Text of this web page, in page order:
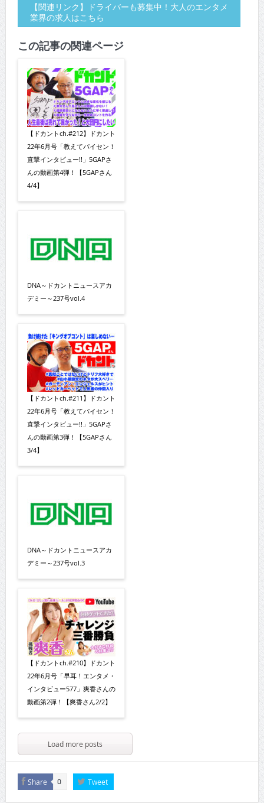
【関連リンク】ドライバーも募集中！大人のエンタメ
業界の求人はこちら
この記事の関連ページ
【ドカントch.#212】ドカント
22年6月号「教えてパイセン！
直撃インタビュー!!」5GAPさ
んの動画第4弾！【5GAPさん
4/4】
DNA～ドカントニュースアカ
デミー～237号vol.4
【ドカントch.#211】ドカント
22年6月号「教えてパイセン！
直撃インタビュー!!」5GAPさ
んの動画第3弾！【5GAPさん
3/4】
DNA～ドカントニュースアカ
デミー～237号vol.3
【ドカントch.#210】ドカント
22年6月号「早耳！エンタメ・
インタビュー577」爽香さんの
動画第2弾！【爽香さん2/2】
Load more posts
Share 0 Tweet